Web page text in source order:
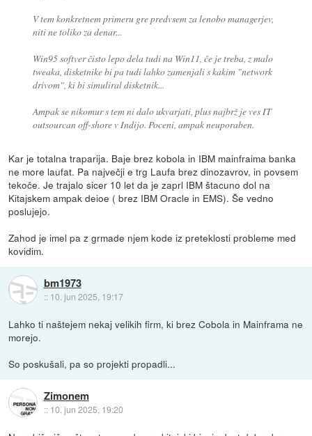
V tem konkretnem primeru gre predvsem za lenobo managerjev,
niti ne toliko za denar...
Win95 softver čisto lepo dela tudi na Win11, če je treba, z malo
tweaka, disketnike bi pa tudi lahko zamenjali s kakim "network
drivom", ki bi simuliral disketnik...
Ampak se nikomur s tem ni dalo ukvarjati, plus najbrž je ves IT
outsourcan off-shore v Indijo. Poceni, ampak neuporaben.
Kar je totalna traparija. Baje brez kobola in IBM mainfraima banka
ne more laufat. Pa največji e trg Laufa brez dinozavrov, in povsem
tekoče. Je trajalo sicer 10 let da je zaprl IBM štacuno dol na
Kitajskem ampak deioe ( brez IBM Oracle in EMS). Še vedno
poslujejo.
Zahod je imel pa z grmade njem kode iz preteklosti probleme med
kovidim.
bm1973
:: 10. jun 2025, 19:17
Lahko ti naštejem nekaj velikih firm, ki brez Cobola in Mainframa ne
morejo.
So poskušali, pa so projekti propadli...
Zimonem
:: 10. jun 2025, 19:20